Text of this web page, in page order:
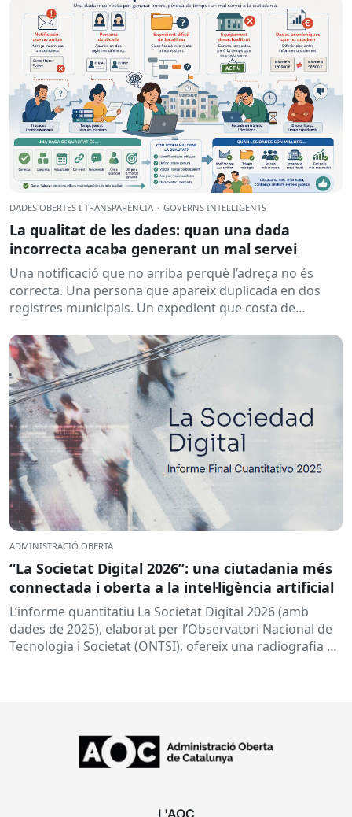
DADES OBERTES I TRANSPARÈNCIA · GOVERNS INTEL·LIGENTS
La qualitat de les dades: quan una dada
incorrecta acaba generant un mal servei
Una notificació que no arriba perquè l’adreça no és
correcta. Una persona que apareix duplicada en dos
registres municipals. Un expedient que costa de
ADMINISTRACIÓ OBERTA
“La Societat Digital 2026”: una ciutadania més
connectada i oberta a la intel·ligència artificial
L’informe quantitatiu La Societat Digital 2026 (amb
dades de 2025), elaborat per l’Observatori Nacional de
Tecnologia i Societat (ONTSI), ofereix una radiografia de